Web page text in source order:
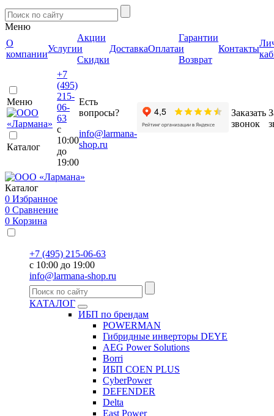
Меню
О
компании
Услуги
Акции
и
Скидки
ДоставкаОплата
Гарантии
и
Возврат
Контакты
Меню
Каталог
+7
(495)
215-
06-
63
с
10:00
до
19:00
Есть
вопросы?
info@larmana-
shop.ru
Заказать
звонок
Каталог
0 Избранное
0 Сравнение
0 Корзина
+7 (495) 215-06-63
с 10:00 до 19:00
info@larmana-shop.ru
КАТАЛОГ
ИБП по брендам
POWERMAN
Гибридные инверторы DEYE
AEG Power Solutions
Borri
ИБП COEN PLUS
CyberPower
DEFENDER
Delta
East Power